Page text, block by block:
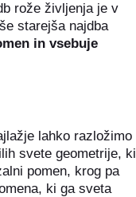
rože življenja je v
starejša najdba
in vsebuje
lahko razložimo
svete geometrije, ki
pomen, krog pa
ki ga sveta